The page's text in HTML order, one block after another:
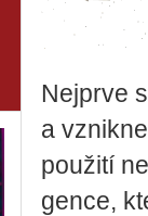
Nej­pr­ve
a
po­u­ži­tí
gen­ce,